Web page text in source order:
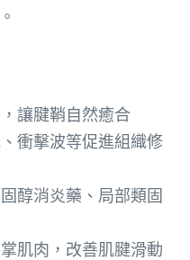
讓腱鞘自然癒合
衝擊波等促進組織修
醇消炎藥、局部類固
肌肉，改善肌腱滑動